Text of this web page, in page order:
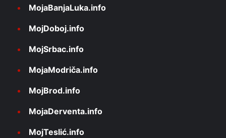
MojaBanjaLuka.info
MojDoboj.info
MojSrbac.info
MojaModriča.info
MojBrod.info
MojaDerventa.info
MojTeslić.info